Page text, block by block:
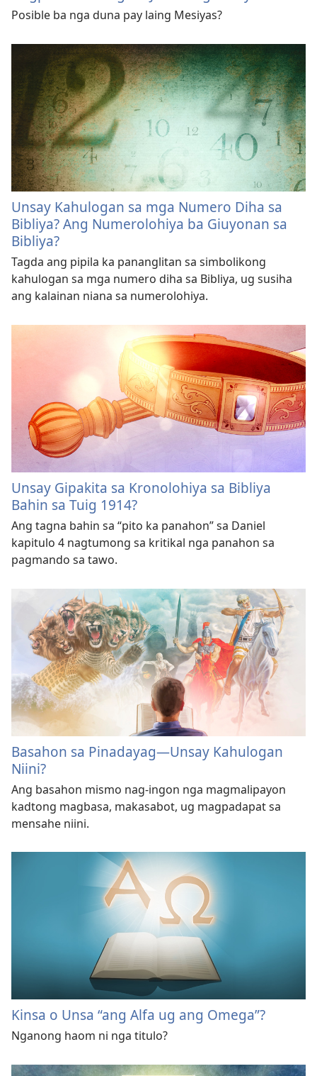
Posible ba nga duna pay laing Mesiyas?
Unsay Kahulogan sa mga Numero Diha sa
Bibliya? Ang Numerolohiya ba Giuyonan sa
Bibliya?
Tagda ang pipila ka pananglitan sa simbolikong
kahulogan sa mga numero diha sa Bibliya, ug susiha
ang kalainan niana sa numerolohiya.
Unsay Gipakita sa Kronolohiya sa Bibliya
Bahin sa Tuig 1914?
Ang tagna bahin sa “pito ka panahon” sa Daniel
kapitulo 4 nagtumong sa kritikal nga panahon sa
pagmando sa tawo.
Basahon sa Pinadayag—Unsay Kahulogan
Niini?
Ang basahon mismo nag-ingon nga magmalipayon
kadtong magbasa, makasabot, ug magpadapat sa
mensahe niini.
Kinsa o Unsa “ang Alfa ug ang Omega”?
Nganong haom ni nga titulo?